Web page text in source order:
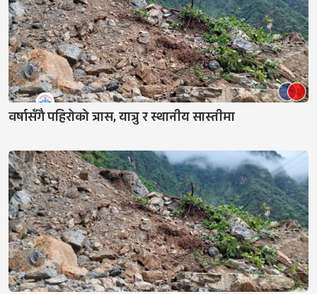
वर्षासँगै पहिरोको त्रास, यात्रु र स्थानीय सास्तीमा